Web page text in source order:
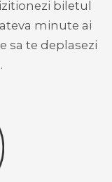
biletul
minute ai
sa te deplasezi